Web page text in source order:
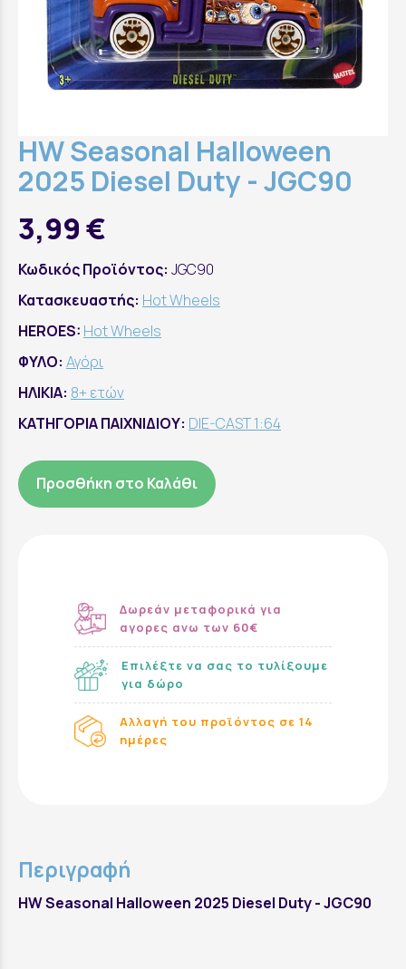
HW Seasonal Halloween
2025 Diesel Duty - JGC90
3,99 €
Κωδικός Προϊόντος: JGC90
Κατασκευαστής: Hot Wheels
HEROES: Hot Wheels
ΦΥΛΟ: Αγόρι
ΗΛΙΚΙΑ: 8+ ετών
ΚΑΤΗΓΟΡΙΑ ΠΑΙΧΝΙΔΙΟΥ: DIE-CAST 1:64
Προσθήκη στο Καλάθι
Δωρεάν μεταφορικά για
αγορες ανω των 60€
Επιλέξτε να σας το τυλίξουμε
για δώρο
Αλλαγή του προϊόντος σε 14
ημέρες
Περιγραφή
HW Seasonal Halloween 2025 Diesel Duty - JGC90